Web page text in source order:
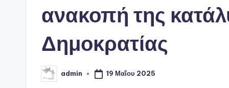
ανακοπή της
Δημοκρατίας
Συγγραφέας:
admin 19 Μαΐου 2025